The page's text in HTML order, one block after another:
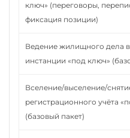
ключ» (переговоры,
фиксация позиции)
Ведение жилищного дела
инстанции «под ключ»
Вселение/выселение/
регистрационного учёта
(базовый пакет)